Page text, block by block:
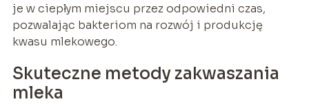
je w ciepłym miejscu przez odpowiedni czas,
pozwalając bakteriom na rozwój i produkcję
kwasu mlekowego.
Skuteczne metody zakwaszania
mleka